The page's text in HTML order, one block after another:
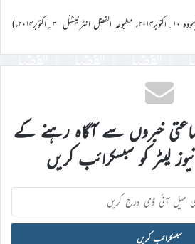
خبروں سے آگاہ رہنے کے
لیٹر کو سبسکرائب کریں